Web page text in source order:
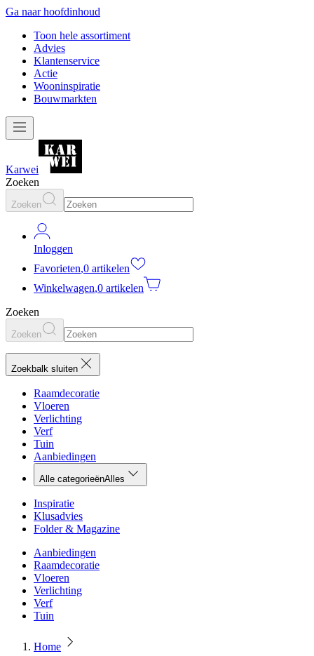
Ga naar hoofdinhoud
Toon hele assortiment
Advies
Klantenservice
Actie
Wooninspiratie
Bouwmarkten
Karwei
Zoeken
Zoeken
Inloggen
Favorieten,0 artikelen
Winkelwagen,0 artikelen
Zoeken
Zoeken
Zoekbalk sluiten
Raamdecoratie
Vloeren
Verlichting
Verf
Tuin
Aanbiedingen
Alle categorieënAlles
Inspiratie
Klusadvies
Folder & Magazine
Aanbiedingen
Raamdecoratie
Vloeren
Verlichting
Verf
Tuin
Home